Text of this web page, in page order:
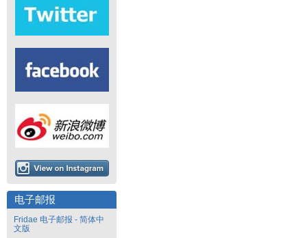
电子邮报
Fridae 电子邮报 - 简体中
文版